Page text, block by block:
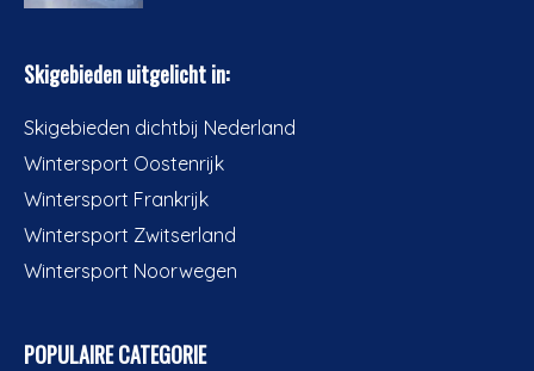
Skigebieden uitgelicht in:
Skigebieden dichtbij Nederland
Wintersport Oostenrijk
Wintersport Frankrijk
Wintersport Zwitserland
Wintersport Noorwegen
POPULAIRE CATEGORIE